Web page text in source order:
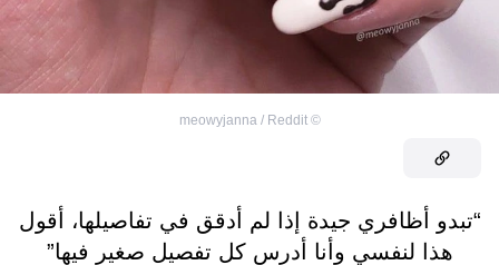
©
meowyjanna / Reddit
“تبدو أظافري جيدة إذا لم أدقق في تفاصيلها، أقول
هذا لنفسي وأنا أدرس كل تفصيل صغير فيها”